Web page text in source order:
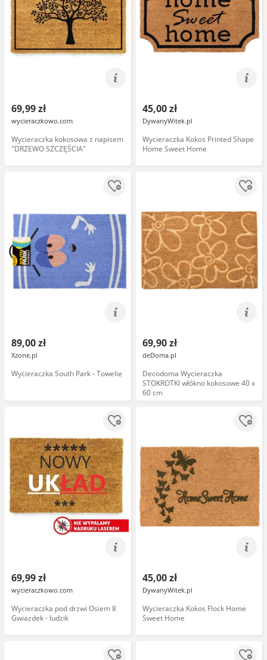
69,99 zł
wycieraczkowo.com
Wycieraczka kokosowa z napisem
"DRZEWO SZCZĘŚCIA"
45,00 zł
DywanyWitek.pl
Wycieraczka Kokos Printed Shape
Home Sweet Home
89,00 zł
Xzone.pl
Wycieraczka South Park - Towelie
69,90 zł
deDoma.pl
Decodoma Wycieraczka
STOKROTKI włókno kokosowe 40 x
60 cm
69,99 zł
wycieraczkowo.com
Wycieraczka pod drzwi Osiem 8
Gwiazdek - ludzik
45,00 zł
DywanyWitek.pl
Wycieraczka Kokos Flock Home
Sweet Home